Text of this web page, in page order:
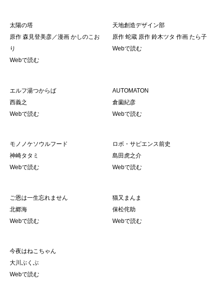
太陽の塔
原作 森見登美彦／漫画 かしのこお
り
Webで読む
天地創造デザイン部
原作 蛇蔵 原作 鈴木ツタ 作画 たら子
Webで読む
エルフ湯つからば
西義之
Webで読む
AUTOMATON
倉薗紀彦
Webで読む
モノノケソウルフード
神崎タタミ
Webで読む
ロボ・サピエンス前史
島田虎之介
Webで読む
ご恩は一生忘れません
北郷海
Webで読む
猫又まんま
保松侘助
Webで読む
今夜はねこちゃん
大川ぶくぶ
Webで読む